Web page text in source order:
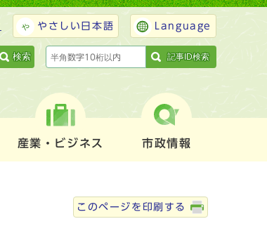
やさしい日本語 Language
検索 記事ID検索
産業・ビジネス 市政情報
このページを印刷する